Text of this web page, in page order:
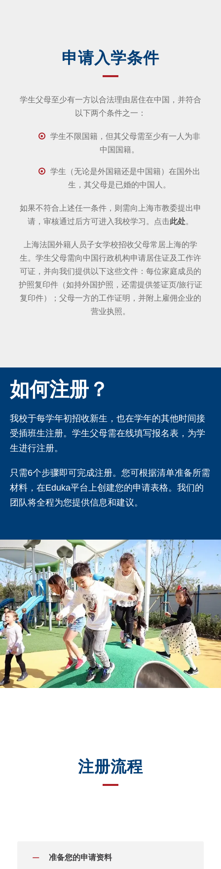
申请入学条件
学生父母至少有一方以合法理由居住在中国，并符合
以下两个条件之一：
学生不限国籍，但其父母需至少有一人为非
中国国籍。
学生（无论是外国籍还是中国籍）在国外出
生，其父母是已婚的中国人。
如果不符合上述任一条件，则需向上海市教委提出申
请，审核通过后方可进入我校学习。点击此处。
上海法国外籍人员子女学校招收父母常居上海的学
生。学生父母需向中国行政机构申请居住证及工作许
可证，并向我们提供以下这些文件：每位家庭成员的
护照复印件（如持外国护照，还需提供签证页/旅行证
复印件）；父母一方的工作证明，并附上雇佣企业的
营业执照。
如何注册？
我校于每学年初招收新生，也在学年的其他时间接
受插班生注册。学生父母需在线填写报名表，为学
生进行注册。
只需6个步骤即可完成注册。您可根据清单准备所需
材料，在Eduka平台上创建您的申请表格。我们的
团队将全程为您提供信息和建议。
注册流程
准备您的申请资料